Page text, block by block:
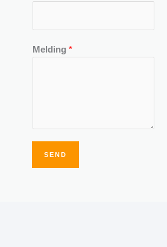
Melding *
SEND